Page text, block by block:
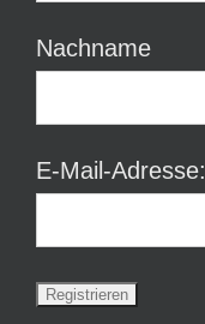
Nachname
E-Mail-Adresse: